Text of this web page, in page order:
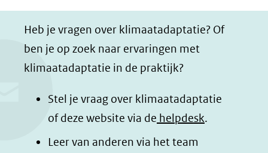
Heb je vragen over klimaatadaptatie? Of
ben je op zoek naar ervaringen met
klimaatadaptatie in de praktijk?
Stel je vraag over klimaatadaptatie
of deze website via de helpdesk.
Leer van anderen via het team